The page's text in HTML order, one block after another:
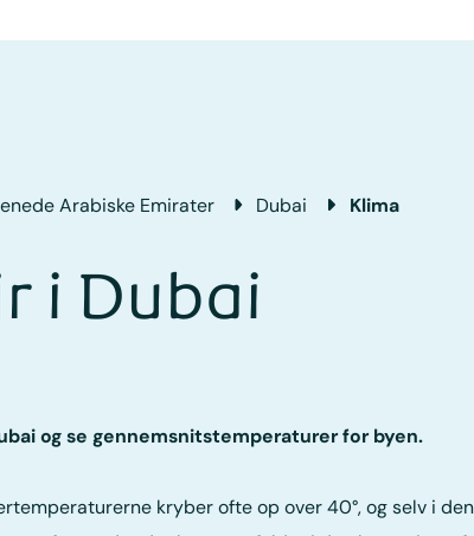
Arabiske Emirater Dubai Klima
i Dubai
og se gennemsnitstemperaturer for byen.
kryber ofte op over 40°, og selv i